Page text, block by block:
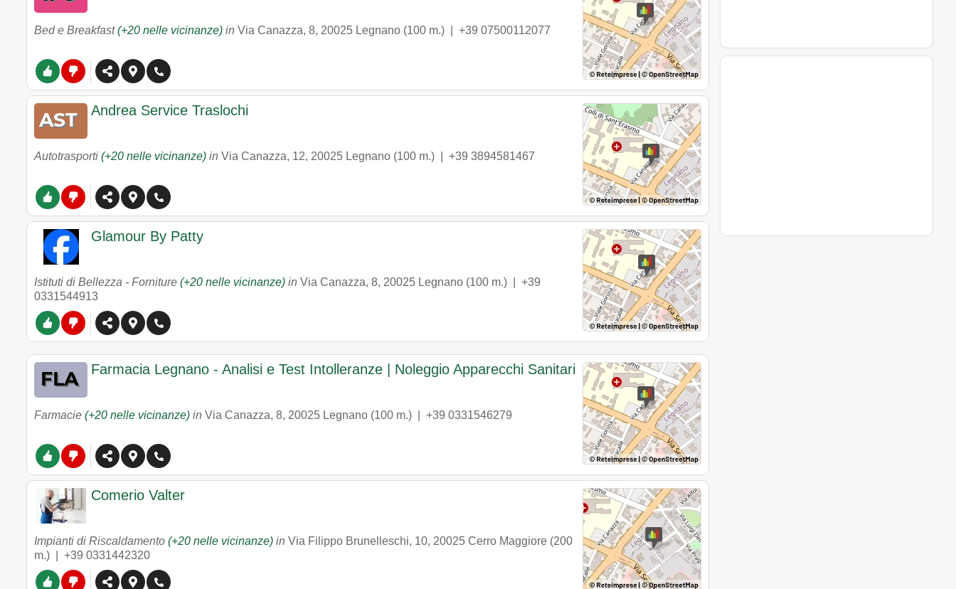
Bed e Breakfast(+20 nelle vicinanze) in Via Canazza, 8, 20025 Legnano (100 m.) | +39 07500112077
Andrea Service Traslochi
Autotrasporti (+20 nelle vicinanze) in Via Canazza, 12, 20025 Legnano (100 m.) | +39 3894581467
Glamour By Patty
Istituti di Bellezza - Forniture (+20 nelle vicinanze) in Via Canazza, 8, 20025 Legnano (100 m.) | +39
0331544913
Farmacia Legnano - Analisi e Test Intolleranze | Noleggio Apparecchi Sanitari
Farmacie (+20 nelle vicinanze) in Via Canazza, 8, 20025 Legnano (100 m.) | +39 0331546279
Comerio Valter
Impianti di Riscaldamento (+20 nelle vicinanze) in Via Filippo Brunelleschi, 10, 20025 Cerro Maggiore (200
m.) | +39 0331442320